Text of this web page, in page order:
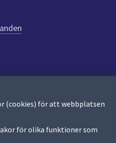
(cookies) för att webbplatsen
för olika funktioner som